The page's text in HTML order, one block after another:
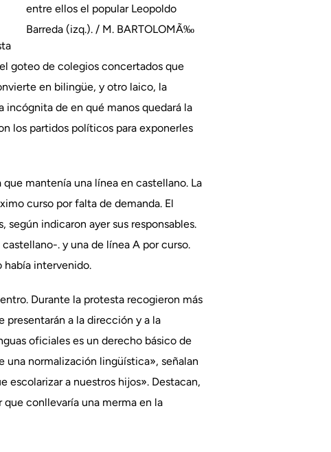
entre ellos el popular Leopoldo
Barreda (izq.). / M. BARTOLOMÃ‰
goteo de colegios concertados que
en bilingüe, y otro laico, la
de en qué manos quedará la
los partidos políticos para exponerles
mantenía una línea en castellano. La
curso por falta de demanda. El
indicaron ayer sus responsables.
. y una de línea A por curso.
había intervenido.
Durante la protesta recogieron más
a la dirección y a la
oficiales es un derecho básico de
una normalización lingüística», señalan
escolarizar a nuestros hijos». Destacan,
conllevaría una merma en la